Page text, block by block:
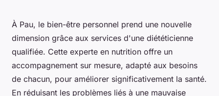
À Pau, le bien-être personnel prend une nouvelle
dimension grâce aux services d'une diététicienne
qualifiée. Cette experte en nutrition offre un
accompagnement sur mesure, adapté aux besoins
de chacun, pour améliorer significativement la santé.
En réduisant les problèmes liés à une mauvaise